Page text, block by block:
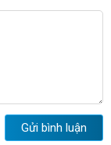
Gửi bình luận